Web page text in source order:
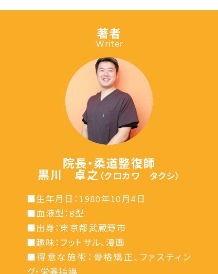
著者
Writer
院長・柔道整復師
黒川 卓之 （クロカワ タクシ）
■生年月日：1980年10月4日
■血液型：B型
■出身：東京都武蔵野市
■趣味：フットサル、漫画
■得意な施術：骨格矯正、ファスティン